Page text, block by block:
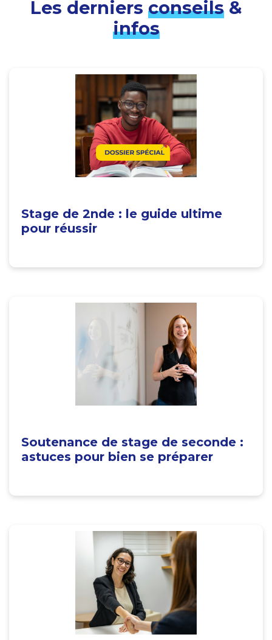
Les derniers conseils&
infos
Stage de 2nde : le guide ultime
pour réussir
Soutenance de stage de seconde :
astuces pour bien se préparer